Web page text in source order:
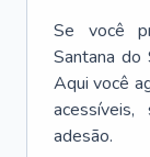
Se você
Santana do
Aqui você
adesão.